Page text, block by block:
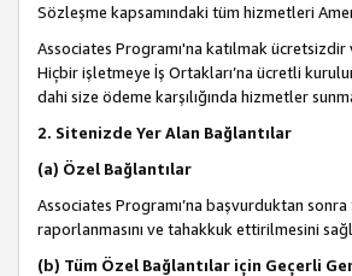
Sözleşme kapsamındaki tüm hizmetleri
Associates Programı'na katılmak ücretsizdir
Hiçbir işletmeye İş Ortakları’na ücretli
dahi size ödeme karşılığında hizmetler
2. Sitenizde Yer Alan Bağlantılar
(a) Özel Bağlantılar
Associates Programı’na başvurduktan
raporlanmasını ve tahakkuk ettirilmesini
(b) Tüm Özel Bağlantılar için Geçerli